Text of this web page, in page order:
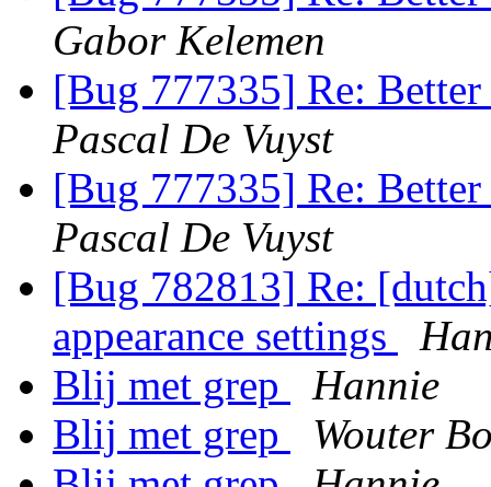
Gabor Kelemen
[Bug 777335] Re:
Pascal De Vuyst
[Bug 777335] Re:
Pascal De Vuyst
[Bug 782813] Re:
appearance settings
Blij met grep
Hannie
Blij met grep
Wouter